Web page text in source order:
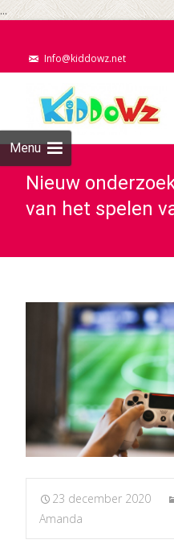
...
Info@kiddowz.net
Menu
Nieuw
van het spelen
23 december 2020
Amanda